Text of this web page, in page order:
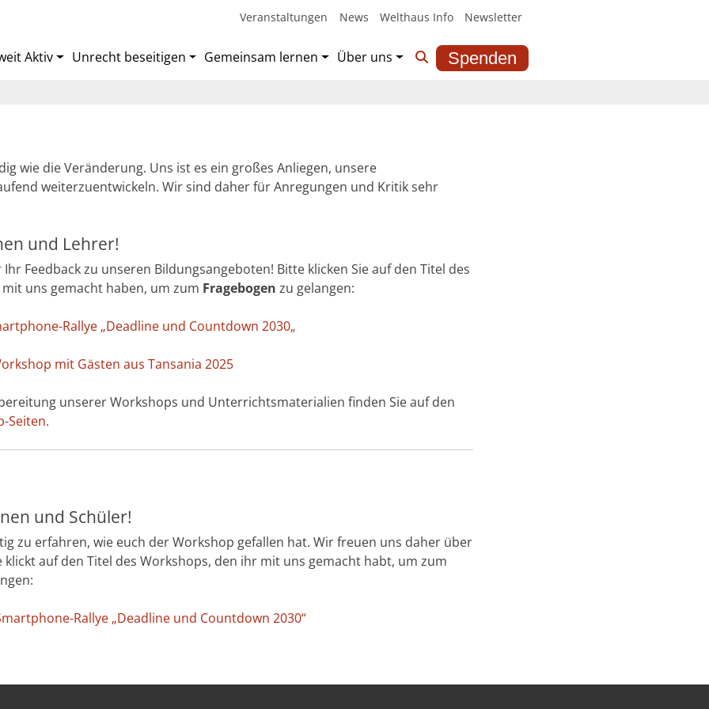
Veranstaltungen News Welthaus Info Newsletter
Aktiv Unrecht beseitigen Gemeinsam lernen Über uns Spenden
wie die Veränderung. Uns ist es ein großes Anliegen, unsere
weiterzuentwickeln. Wir sind daher für Anregungen und Kritik sehr
und Lehrer!
Feedback zu unseren Bildungsangeboten! Bitte klicken Sie auf den Titel des
uns gemacht haben, um zum Fragebogen zu gelangen:
Rallye „Deadline und Countdown 2030„
mit Gästen aus Tansania 2025
unserer Workshops und Unterrichtsmaterialien finden Sie auf den
Seiten.
und Schüler!
zu erfahren, wie euch der Workshop gefallen hat. Wir freuen uns daher über
klickt auf den Titel des Workshops, den ihr mit uns gemacht habt, um zum
Rallye „Deadline und Countdown 2030“